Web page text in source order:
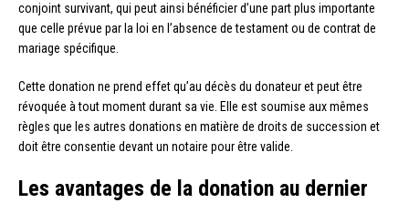
conjoint survivant, qui peut ainsi bénéficier d’une part plus importante
que celle prévue par la loi en l’absence de testament ou de contrat de
mariage spécifique.
Cette donation ne prend effet qu’au décès du donateur et peut être
révoquée à tout moment durant sa vie. Elle est soumise aux mêmes
règles que les autres donations en matière de droits de succession et
doit être consentie devant un notaire pour être valide.
Les avantages de la donation au dernier